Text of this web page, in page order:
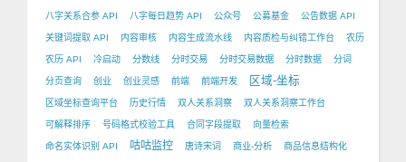
八字关系合参 API 八字每日趋势 API 公众号 公募基金 公告数据 API
关键词提取 API 内容审核 内容生成流水线 内容质检与纠错工作台 农历
农历 API 冷启动 分数线 分时交易 分时交易数据 分时数据 分词
分页查询 创业 创业灵感 前端 前端开发 区域-坐标
区域坐标查询平台 历史行情 双人关系洞察 双人关系洞察工作台
可解释排序 号码格式校验工具 合同字段提取 向量检索
命名实体识别 API 咕咕监控 唐诗宋词 商业-分析 商品信息结构化